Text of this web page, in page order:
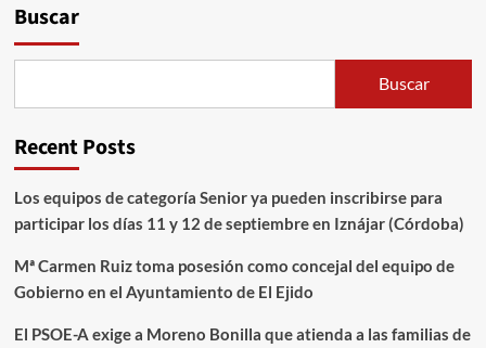
Buscar
Buscar
Recent Posts
Los equipos de categoría Senior ya pueden inscribirse para
participar los días 11 y 12 de septiembre en Iznájar (Córdoba)
Mª Carmen Ruiz toma posesión como concejal del equipo de
Gobierno en el Ayuntamiento de El Ejido
El PSOE-A exige a Moreno Bonilla que atienda a las familias de